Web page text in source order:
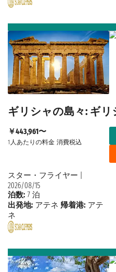
ギリシャの島々: ギリ
￥443,961〜
1人あたりの料金 消費税込
スター・フライヤー
2026/08/15
泊数: 7 泊
出発地: アテネ 帰着港: アテ
ネ